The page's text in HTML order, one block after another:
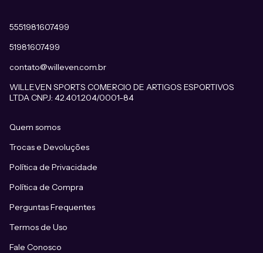
5551981607499
51981607499
contato@willeven.com.br
WILLEVEN SPORTS COMERCIO DE ARTIGOS ESPORTIVOS
LTDA CNPJ: 42.401.204/0001-84
Quem somos
Trocas e Devoluções
Política de Privacidade
Política de Compra
Perguntas Frequentes
Termos de Uso
Fale Conosco